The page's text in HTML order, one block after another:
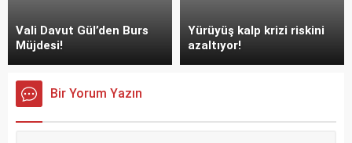
Vali Davut Gül’den Burs
Müjdesi!
Yürüyüş kalp krizi riskini
azaltıyor!
Bir Yorum Yazın